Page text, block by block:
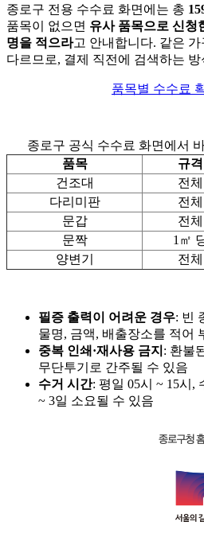
종로구 전용 수수료 화면에는 총
품목이 없으면 유사 품목으로 신청
명을 적으라고 안내합니다. 같은 가
다르므로, 결제 직전에 검색하는
품목별 수수료
종로구 공식 수수료 화면에서
품목
규격
건조대
전체
다리미판
전체
문갑
전체
문짝
1㎡
양변기
전체
필증 출력이 어려운 경우: 빈
물명, 금액, 배출장소를 적어
중복 인쇄·재사용 금지 : 환불
무단투기로 간주될 수 있음
수거 시간: 평일 05시 ~ 15시,
~ 3일 소요될 수 있음